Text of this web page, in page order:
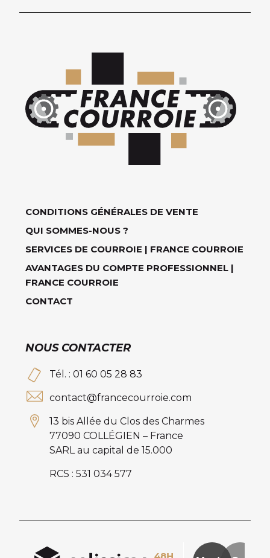
CONDITIONS GÉNÉRALES DE VENTE
QUI SOMMES-NOUS ?
SERVICES DE COURROIE | FRANCE COURROIE
AVANTAGES DU COMPTE PROFESSIONNEL |
FRANCE COURROIE
CONTACT
NOUS CONTACTER
Tél. : 01 60 05 28 83
contact@francecourroie.com
13 bis Allée du Clos des Charmes
77090 COLLÉGIEN – France
SARL au capital de 15.000
RCS : 531 034 577